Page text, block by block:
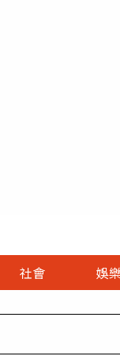
社會 娛樂
財經首頁
熱線
３Ｃ
政